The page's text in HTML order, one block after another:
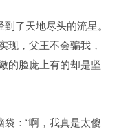
了天地尽头的流星。
，父王不会骗我，
的脸庞上有的却是坚
：“啊，我真是太傻